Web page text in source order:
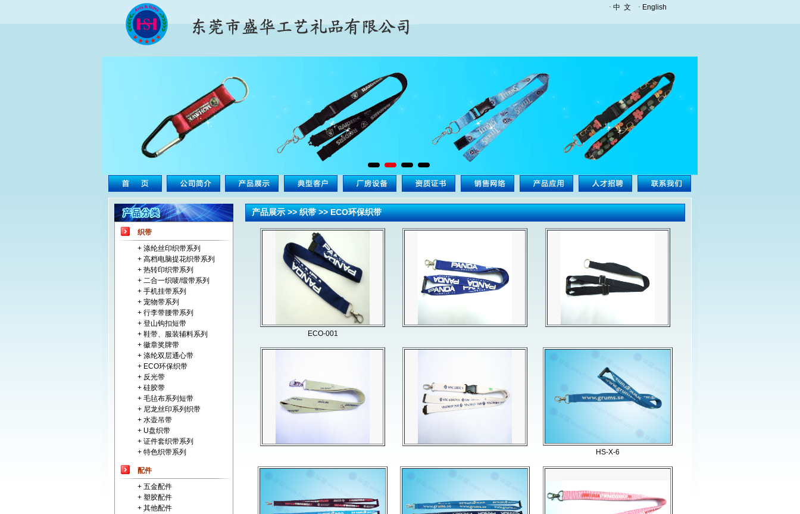
· 中 文 · English
织带
+ 涤纶丝印织带系列
+ 高档电脑提花织带系列
+ 热转印织带系列
+ 二合一织唛/缎带系列
+ 手机挂带系列
+ 宠物带系列
+ 行李带腰带系列
+ 登山钩扣短带
+ 鞋带、服装辅料系列
+ 徽章奖牌带
+ 涤纶双层通心带
+ ECO环保织带
+ 反光带
+ 硅胶带
+ 毛毡布系列短带
+ 尼龙丝印系列织带
+ 水壶吊带
+ U盘织带
+ 证件套织带系列
+ 特色织带系列
配件
+ 五金配件
+ 塑胶配件
+ 其他配件
产品展示 >> 织带 >> ECO环保织带
ECO-001
HS-X-6